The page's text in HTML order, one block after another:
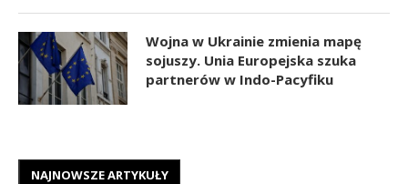
Wojna w Ukrainie zmienia mapę
sojuszy. Unia Europejska szuka
partnerów w Indo-Pacyfiku
NAJNOWSZE ARTYKUŁY